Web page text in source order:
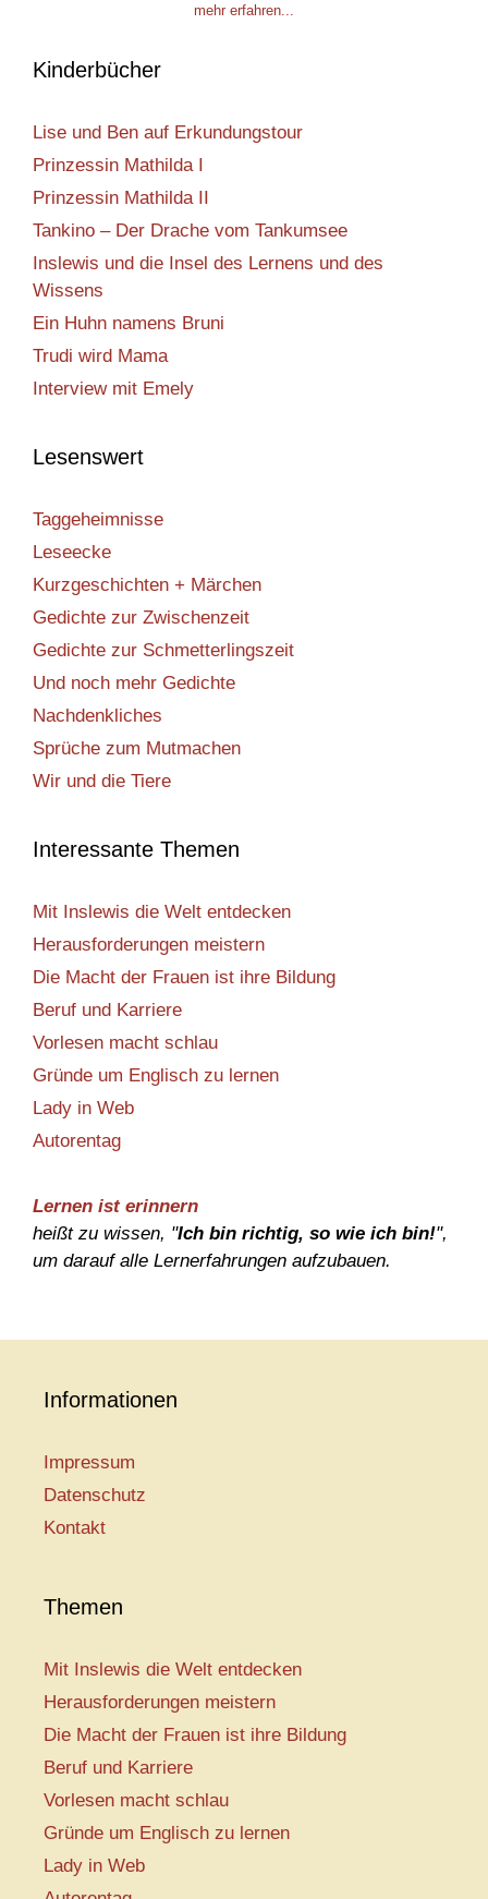
mehr erfahren...
Kinderbücher
Lise und Ben auf Erkundungstour
Prinzessin Mathilda I
Prinzessin Mathilda II
Tankino – Der Drache vom Tankumsee
Inslewis und die Insel des Lernens und des
Wissens
Ein Huhn namens Bruni
Trudi wird Mama
Interview mit Emely
Lesenswert
Taggeheimnisse
Leseecke
Kurzgeschichten + Märchen
Gedichte zur Zwischenzeit
Gedichte zur Schmetterlingszeit
Und noch mehr Gedichte
Nachdenkliches
Sprüche zum Mutmachen
Wir und die Tiere
Interessante Themen
Mit Inslewis die Welt entdecken
Herausforderungen meistern
Die Macht der Frauen ist ihre Bildung
Beruf und Karriere
Vorlesen macht schlau
Gründe um Englisch zu lernen
Lady in Web
Autorentag
Lernen ist erinnern
heißt zu wissen, "Ich bin richtig, so wie ich bin!",
um darauf alle Lernerfahrungen aufzubauen.
Informationen
Impressum
Datenschutz
Kontakt
Themen
Mit Inslewis die Welt entdecken
Herausforderungen meistern
Die Macht der Frauen ist ihre Bildung
Beruf und Karriere
Vorlesen macht schlau
Gründe um Englisch zu lernen
Lady in Web